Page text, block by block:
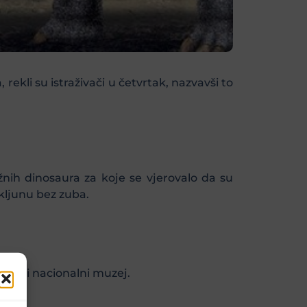
su istraživači u četvrtak, nazvavši to
dinosaura za koje se vjerovalo da su
bez zuba.
nacionalni muzej.